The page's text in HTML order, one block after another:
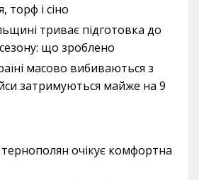
торф і сіно
триває підготовка до
що зроблено
масово вибиваються з
затримуються майже на 9
очікує комфортна